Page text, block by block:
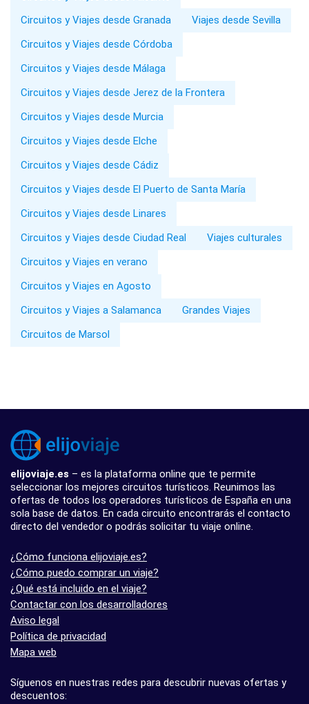
Circuitos y Viajes desde Granada
Viajes desde Sevilla
Circuitos y Viajes desde Córdoba
Circuitos y Viajes desde Málaga
Circuitos y Viajes desde Jerez de la Frontera
Circuitos y Viajes desde Murcia
Circuitos y Viajes desde Elche
Circuitos y Viajes desde Cádiz
Circuitos y Viajes desde El Puerto de Santa María
Circuitos y Viajes desde Linares
Circuitos y Viajes desde Ciudad Real
Viajes culturales
Circuitos y Viajes en verano
Circuitos y Viajes en Agosto
Circuitos y Viajes a Salamanca
Grandes Viajes
Circuitos de Marsol
elijoviaje.es – es la plataforma online que te permite
seleccionar los mejores circuitos turísticos. Reunimos las
ofertas de todos los operadores turísticos de España en una
sola base de datos. En cada circuito encontrarás el contacto
directo del vendedor o podrás solicitar tu viaje online.
¿Cómo funciona elijoviaje.es?
¿Cómo puedo comprar un viaje?
¿Qué está incluido en el viaje?
Contactar con los desarrolladores
Aviso legal
Política de privacidad
Mapa web
Síguenos en nuestras redes para descubrir nuevas ofertas y
descuentos: